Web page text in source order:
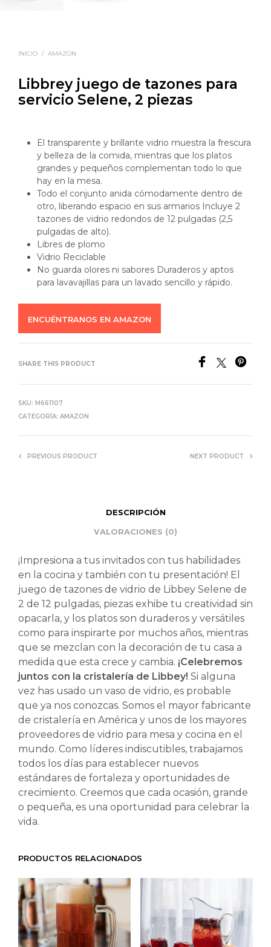
INICIO / AMAZON
Libbrey juego de tazones para
servicio Selene, 2 piezas
El transparente y brillante vidrio muestra la frescura
y belleza de la comida, mientras que los platos
grandes y pequeños complementan todo lo que
hay en la mesa.
Todo el conjunto anida cómodamente dentro de
otro, liberando espacio en sus armarios Incluye 2
tazones de vidrio redondos de 12 pulgadas (2,5
pulgadas de alto).
Libres de plomo
Vidrio Reciclable
No guarda olores ni sabores Duraderos y aptos
para lavavajillas para un lavado sencillo y rápido.
ENCUÉNTRANOS EN AMAZON
SHARE THIS PRODUCT
SKU: M661107
CATEGORÍA: AMAZON
PREVIOUS PRODUCT NEXT PRODUCT
DESCRIPCIÓN
VALORACIONES (0)
¡Impresiona a tus invitados con tus habilidades
en la cocina y también con tu presentación! El
juego de tazones de vidrio de Libbey Selene de
2 de 12 pulgadas, piezas exhibe tu creatividad sin
opacarla, y los platos son duraderos y versátiles
como para inspirarte por muchos años, mientras
que se mezclan con la decoración de tu casa a
medida que esta crece y cambia. ¡Celebremos
juntos con la cristalería de Libbey! Si alguna
vez has usado un vaso de vidrio, es probable
que ya nos conozcas. Somos el mayor fabricante
de cristalería en América y unos de los mayores
proveedores de vidrio para mesa y cocina en el
mundo. Como líderes indiscutibles, trabajamos
todos los días para establecer nuevos
estándares de fortaleza y oportunidades de
crecimiento. Creemos que cada ocasión, grande
o pequeña, es una oportunidad para celebrar la
vida.
PRODUCTOS RELACIONADOS